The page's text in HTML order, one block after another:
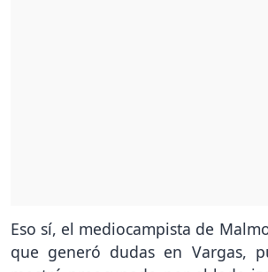
Eso sí, el mediocampista de
que generó dudas en Vargas,